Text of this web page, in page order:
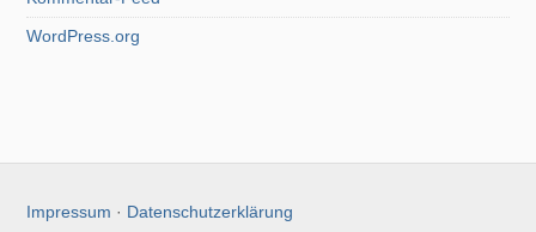
WordPress.org
Impressum · Datenschutzerklärung